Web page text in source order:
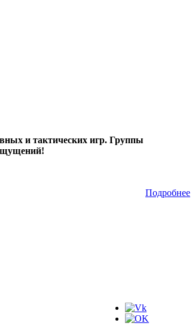
и тактических игр. Группы
Подробнее